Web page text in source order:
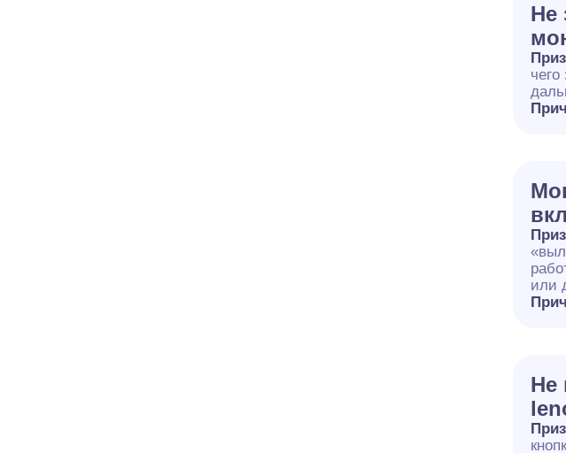
Не
чего
или
Не